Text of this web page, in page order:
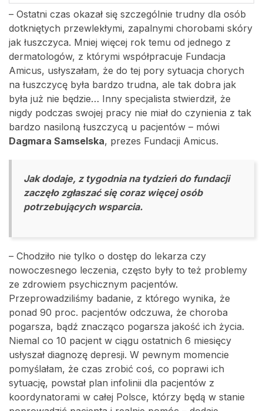
– Ostatni czas okazał się szczególnie trudny dla osób
dotkniętych przewlekłymi, zapalnymi chorobami skóry
jak łuszczyca. Mniej więcej rok temu od jednego z
dermatologów, z którymi współpracuje Fundacja
Amicus, usłyszałam, że do tej pory sytuacja chorych
na łuszczycę była bardzo trudna, ale tak dobra jak
była już nie będzie… Inny specjalista stwierdził, że
nigdy podczas swojej pracy nie miał do czynienia z tak
bardzo nasiloną łuszczycą u pacjentów – mówi
Dagmara Samselska, prezes Fundacji Amicus.
Jak dodaje, z tygodnia na tydzień do fundacji
zaczęło zgłaszać się coraz więcej osób
potrzebujących wsparcia.
– Chodziło nie tylko o dostęp do lekarza czy
nowoczesnego leczenia, często były to też problemy
ze zdrowiem psychicznym pacjentów.
Przeprowadziliśmy badanie, z którego wynika, że
ponad 90 proc. pacjentów odczuwa, że choroba
pogarsza, bądź znacząco pogarsza jakość ich życia.
Niemal co 10 pacjent w ciągu ostatnich 6 miesięcy
usłyszał diagnozę depresji. W pewnym momencie
pomyślałam, że czas zrobić coś, co poprawi ich
sytuację, powstał plan infolinii dla pacjentów z
koordynatorami w całej Polsce, którzy będą w stanie